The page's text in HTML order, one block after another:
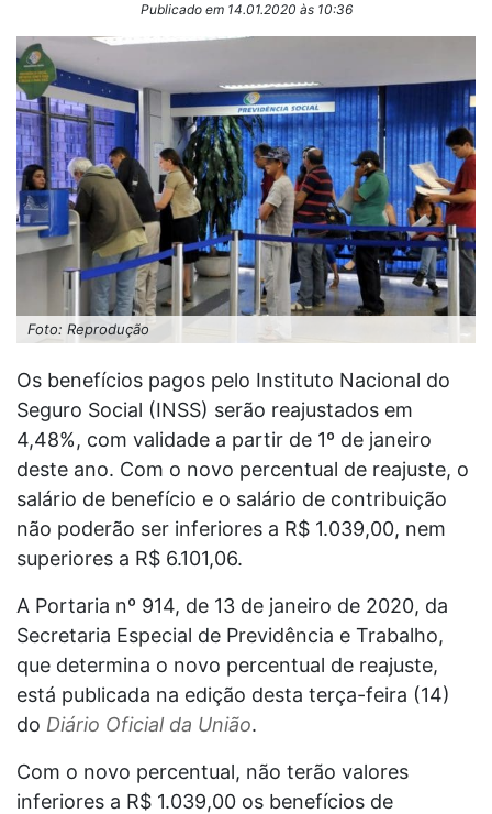
Publicado em 14.01.2020 às 10:36
Foto: Reprodução
Os benefícios pagos pelo Instituto Nacional do
Seguro Social (INSS) serão reajustados em
4,48%, com validade a partir de 1º de janeiro
deste ano. Com o novo percentual de reajuste, o
salário de benefício e o salário de contribuição
não poderão ser inferiores a R$ 1.039,00, nem
superiores a R$ 6.101,06.
A Portaria nº 914, de 13 de janeiro de 2020, da
Secretaria Especial de Previdência e Trabalho,
que determina o novo percentual de reajuste,
está publicada na edição desta terça-feira (14)
do Diário Oficial da União.
Com o novo percentual, não terão valores
inferiores a R$ 1.039,00 os benefícios de